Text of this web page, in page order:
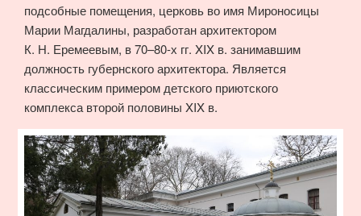
подсобные помещения, церковь во имя Мироносицы
Марии Магдалины, разработан архитектором
К. Н. Еремеевым, в 70–80-х гг. XIX в. занимавшим
должность губернского архитектора. Является
классическим примером детского приютского
комплекса второй половины XIX в.